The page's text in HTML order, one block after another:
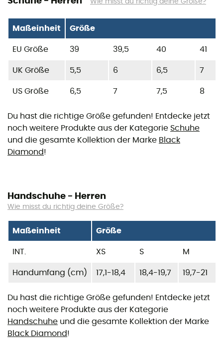
Maßeinheit Größe
EU Größe 39 39,5 40 41
UK Größe 5,5 6 6,5 7
US Größe 6,5 7 7,5 8
Du hast die richtige Größe gefunden! Entdecke jetzt
noch weitere Produkte aus der Kategorie Schuhe
und die gesamte Kollektion der Marke Black
Diamond!
Handschuhe - Herren
Wie misst du richtig deine Größe?
Maßeinheit Größe
INT. XS S M
Handumfang (cm) 17,1-18,4 18,4-19,7 19,7-21
Du hast die richtige Größe gefunden! Entdecke jetzt
noch weitere Produkte aus der Kategorie
Handschuhe und die gesamte Kollektion der Marke
Black Diamond!